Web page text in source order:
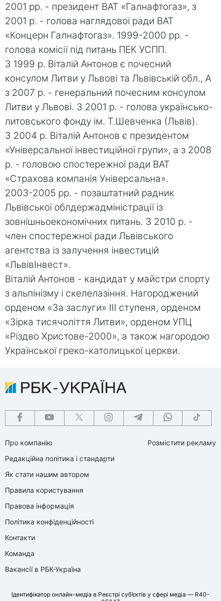
2001 рр. - президент ВАТ «Галнафтогаз», з
2001 р. - голова наглядової ради ВАТ
«Концерн Галнафтогаз». 1999-2000 рр. -
голова комісії під питань ПЕК УСПП.
З 1999 р. Віталій Антонов є почесний
консулом Литви у Львові та Львівській обл., А
з 2007 р. - генеральний почесним консулом
Литви у Львові. З 2001 р. - голова українсько-
литовського фонду ім. Т.Шевченка (Львів).
З 2004 р. Віталій Антонов є президентом
«Універсальної інвестиційної групи», а з 2008
р. - головою спостережної ради ВАТ
«Страхова компанія Універсальна».
2003-2005 рр. - позаштатний радник
Львівської облдержадміністрації із
зовнішньоекономічних питань. З 2010 р. -
член спостережної ради Львівського
агентства із залучення інвестицій
«ЛьвівІнвест».
Віталій Антонов - кандидат у майстри спорту
з альпінізму і скелелазіння. Нагороджений
орденом «За заслуги» III ступеня, орденом
«Зірка тисячоліття Литви», орденом УПЦ
«Різдво Христове-2000», а також нагородою
Української греко-католицької церкви.
Про компанію
Редакційна політика і стандарти
Як стати нашим автором
Правила користування
Правова інформація
Політика конфіденційності
Контакти
Команда
Вакансії в РБК-Україна
Розмістити рекламу
Ідентифікатор онлайн-медіа в Реєстрі суб’єктів у сфері медіа — R40-